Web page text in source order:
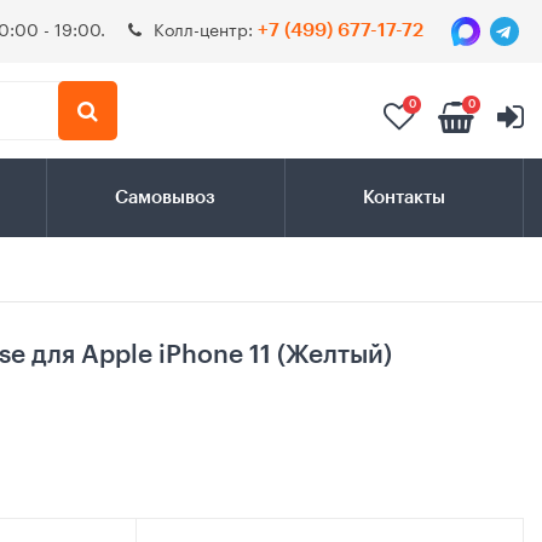
- 19:00. Колл-центр: +7 (499) 677-17-72
0 0
Самовывоз Контакты
для Apple iPhone 11 (Желтый)